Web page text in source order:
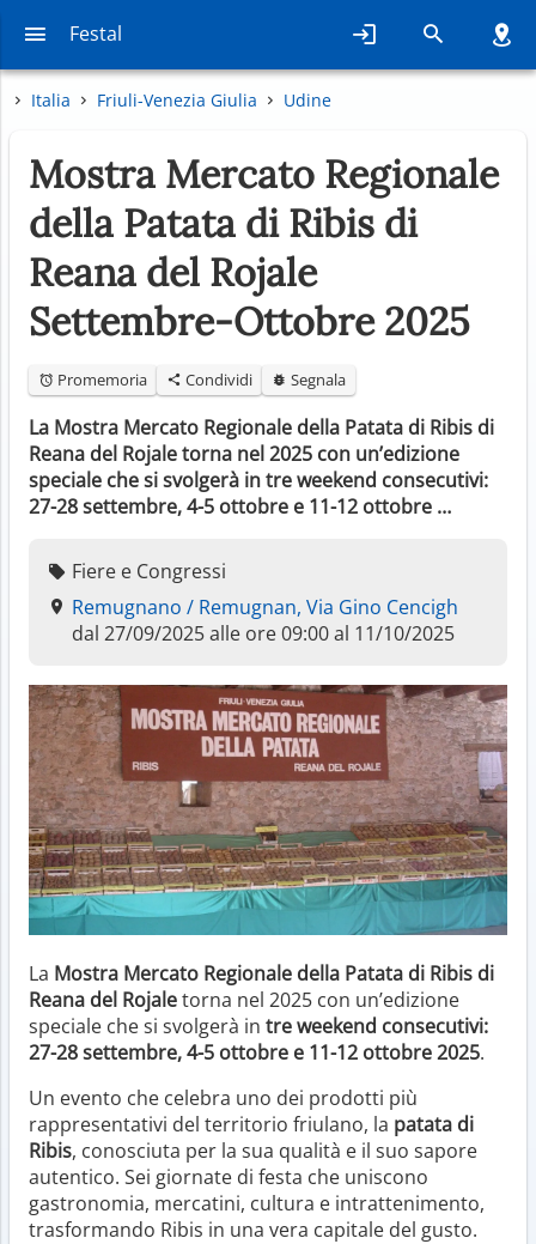
Festal
Italia Friuli-Venezia Giulia Udine
Mostra Mercato Regionale
della Patata di Ribis di
Reana del Rojale
Settembre-Ottobre 2025
Promemoria Condividi Segnala
La Mostra Mercato Regionale della Patata di Ribis di
Reana del Rojale torna nel 2025 con un’edizione
speciale che si svolgerà in tre weekend consecutivi:
27-28 settembre, 4-5 ottobre e 11-12 ottobre …
Fiere e Congressi
Remugnano / Remugnan, Via Gino Cencigh
dal 27/09/2025 alle ore 09:00 al 11/10/2025
La Mostra Mercato Regionale della Patata di Ribis di
Reana del Rojaletorna nel 2025 con un’edizione
speciale che si svolgerà in tre weekend consecutivi:
27-28 settembre, 4-5 ottobre e 11-12 ottobre 2025.
Un evento che celebra uno dei prodotti più
rappresentativi del territorio friulano, la patata di
Ribis, conosciuta per la sua qualità e il suo sapore
autentico. Sei giornate di festa che uniscono
gastronomia, mercatini, cultura e intrattenimento,
trasformando Ribis in una vera capitale del gusto.